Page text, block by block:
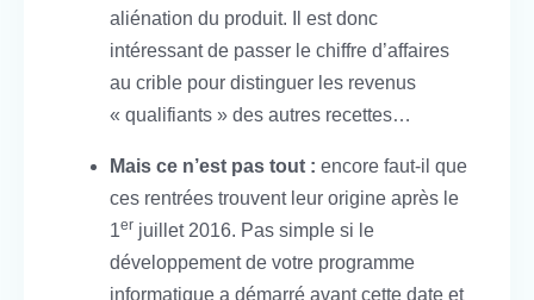
aliénation du produit. Il est donc
intéressant de passer le chiffre d’affaires
au crible pour distinguer les revenus
« qualifiants » des autres recettes…
Mais ce n’est pas tout : encore faut-il que
ces rentrées trouvent leur origine après le
1er juillet 2016. Pas simple si le
développement de votre programme
informatique a démarré avant cette date et